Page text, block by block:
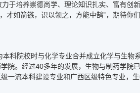
于培养崇德尚学、理论知识扎实、富有创
如箭镞，识以领之，方能中鹄”，期待你
科院校时与化学专业合并成立化学与生物
院。经过40多年的发展，生物与制药学院
流本科建设专业和广西区级特色专业，生